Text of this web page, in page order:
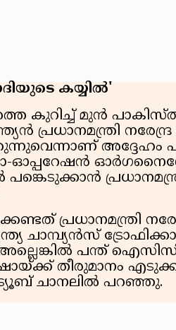
കയ്യിൽ'
കുറിച്ച് മുൻ
പ്രധാനമന്ത്രി
പ്രധാനമന്ത്രി
ചാമ്പ്യൻസ്
പന്ത്
തീരുമാനം
ചാനലിൽ പറഞ്ഞു.